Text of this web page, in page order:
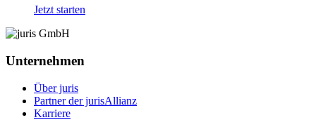
Jetzt starten
Unternehmen
Über juris
Partner der jurisAllianz
Karriere